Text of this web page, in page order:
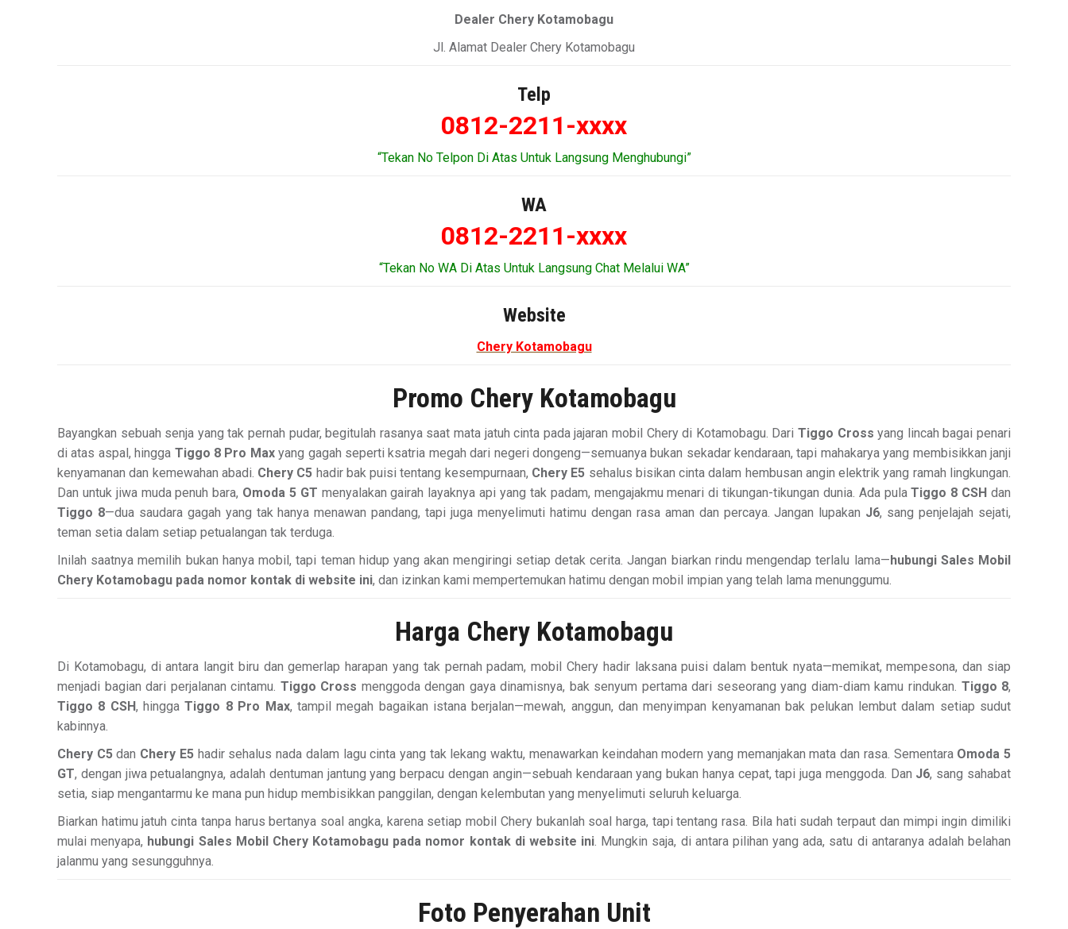
Dealer Chery Kotamobagu
Jl. Alamat Dealer Chery Kotamobagu
Telp
0812-2211-xxxx
“Tekan No Telpon Di Atas Untuk Langsung Menghubungi”
WA
0812-2211-xxxx
“Tekan No WA Di Atas Untuk Langsung Chat Melalui WA”
Website
Chery Kotamobagu
Promo Chery Kotamobagu
Bayangkan sebuah senja yang tak pernah pudar, begitulah rasanya saat mata jatuh cinta pada jajaran mobil Chery di Kotamobagu. Dari Tiggo Cross yang lincah bagai penari
di atas aspal, hingga Tiggo 8 Pro Maxyang gagah seperti ksatria megah dari negeri dongeng—semuanya bukan sekadar kendaraan, tapi mahakarya yang membisikkan janji
kenyamanan dan kemewahan abadi. Chery C5 hadir bak puisi tentang kesempurnaan, Chery E5 sehalus bisikan cinta dalam hembusan angin elektrik yang ramah lingkungan.
Dan untuk jiwa muda penuh bara, Omoda 5 GT menyalakan gairah layaknya api yang tak padam, mengajakmu menari di tikungan-tikungan dunia. Ada pulaTiggo 8 CSH dan
Tiggo 8—dua saudara gagah yang tak hanya menawan pandang, tapi juga menyelimuti hatimu dengan rasa aman dan percaya. Jangan lupakan J6, sang penjelajah sejati,
teman setia dalam setiap petualangan tak terduga.
Inilah saatnya memilih bukan hanya mobil, tapi teman hidup yang akan mengiringi setiap detak cerita. Jangan biarkan rindu mengendap terlalu lama—hubungi Sales Mobil
Chery Kotamobagu pada nomor kontak di website ini, dan izinkan kami mempertemukan hatimu dengan mobil impian yang telah lama menunggumu.
Harga Chery Kotamobagu
Di Kotamobagu, di antara langit biru dan gemerlap harapan yang tak pernah padam, mobil Chery hadir laksana puisi dalam bentuk nyata—memikat, mempesona, dan siap
menjadi bagian dari perjalanan cintamu. Tiggo Cross menggoda dengan gaya dinamisnya, bak senyum pertama dari seseorang yang diam-diam kamu rindukan. Tiggo 8,
Tiggo 8 CSH, hinggaTiggo 8 Pro Max, tampil megah bagaikan istana berjalan—mewah, anggun, dan menyimpan kenyamanan bak pelukan lembut dalam setiap sudut
kabinnya.
Chery C5dan Chery E5hadir sehalus nada dalam lagu cinta yang tak lekang waktu, menawarkan keindahan modern yang memanjakan mata dan rasa. Sementara Omoda 5
GT, dengan jiwa petualangnya, adalah dentuman jantung yang berpacu dengan angin—sebuah kendaraan yang bukan hanya cepat, tapi juga menggoda. Dan J6, sang sahabat
setia, siap mengantarmu ke mana pun hidup membisikkan panggilan, dengan kelembutan yang menyelimuti seluruh keluarga.
Biarkan hatimu jatuh cinta tanpa harus bertanya soal angka, karena setiap mobil Chery bukanlah soal harga, tapi tentang rasa. Bila hati sudah terpaut dan mimpi ingin dimiliki
mulai menyapa, hubungi Sales Mobil Chery Kotamobagu pada nomor kontak di website ini. Mungkin saja, di antara pilihan yang ada, satu di antaranya adalah belahan
jalanmu yang sesungguhnya.
Foto Penyerahan Unit